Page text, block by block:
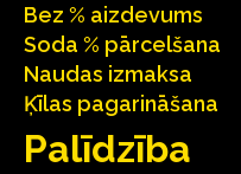
Bez % aizdevums
Soda % pārcelšana
Naudas izmaksa
Ķīlas pagarināšana
Palīdzība